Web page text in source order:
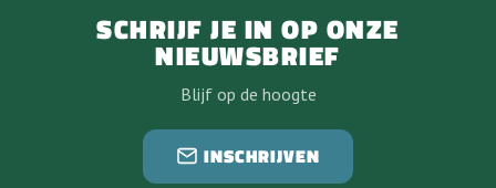
SCHRIJF JE IN OP ONZE
NIEUWSBRIEF
Blijf op de hoogte
INSCHRIJVEN